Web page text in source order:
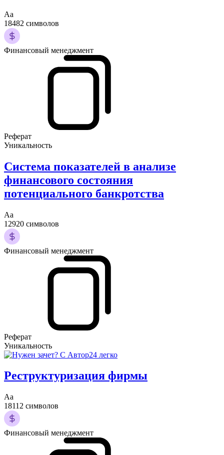
Аа
18482 символов
Финансовый менеджмент
Реферат
Уникальность
Система показателей в анализе
финансового состояния
потенциального банкротства
Аа
12920 символов
Финансовый менеджмент
Реферат
Уникальность
Реструктуризация фирмы
Аа
18112 символов
Финансовый менеджмент